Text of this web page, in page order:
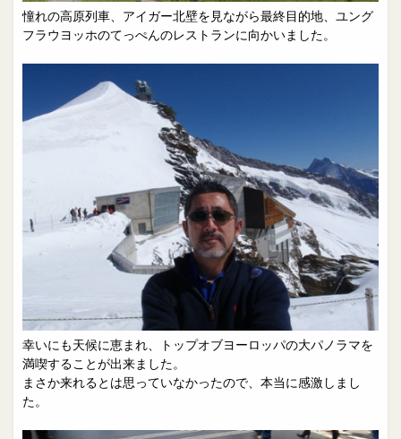
憧れの高原列車、アイガー北壁を見ながら最終目的地、ユング
フラウヨッホのてっぺんのレストランに向かいました。
幸いにも天候に恵まれ、トップオブヨーロッパの大パノラマを
満喫することが出来ました。
まさか来れるとは思っていなかったので、本当に感激しまし
た。